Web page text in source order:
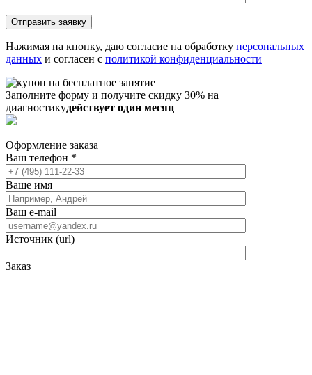
Нажимая на кнопку, даю согласие на обработку персональных
данных и согласен с политикой конфиденциальности
Заполните форму и получите скидку 30% на
диагностикудействует один месяц
Оформление заказа
Ваш телефон *
Ваше имя
Ваш e-mail
Источник (url)
Заказ